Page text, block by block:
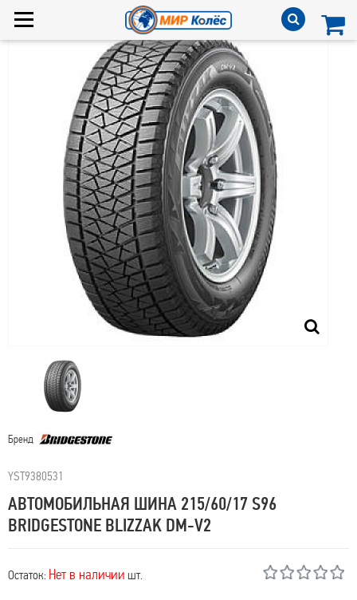
Бренд
YST9380531
АВТОМОБИЛЬНАЯ ШИНА 215/60/17 S96
BRIDGESTONE BLIZZAK DM-V2
Остаток: Нет в наличии шт.